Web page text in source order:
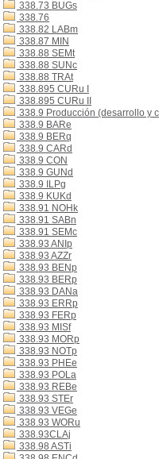
338.73 BUGs
338.76
338.82 LABm
338.87 MIN
338.88 SEMt
338.88 SUNc
338.88 TRAt
338.895 CURu I
338.895 CURu II
338.9 Producción (desarrollo y
338.9 BARe
338.9 BERq
338.9 CARd
338.9 CON
338.9 GUNd
338.9 ILPg
338.9 KUKd
338.91 NOHk
338.91 SABn
338.91 SEMc
338.93 ANIp
338.93 AZZr
338.93 BENp
338.93 BERp
338.93 DANa
338.93 ERRp
338.93 FERp
338.93 MISf
338.93 MORp
338.93 NOTp
338.93 PHEe
338.93 POLa
338.93 REBe
338.93 STEr
338.93 VEGe
338.93 WORu
338.93CLAj
338.98 ASTi